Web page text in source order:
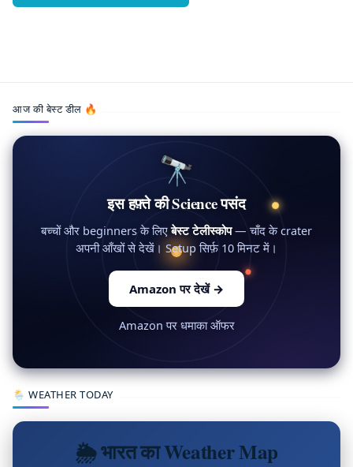
आज की बेस्ट डील 🔥
🔭
इस हफ़्ते की Science पसंद
बच्चों और beginners के लिएबेस्ट टेलीस्कोप— चाँद के crater
अपनी आँखों से देखें। Setup सिर्फ़ 10 मिनट में।
Amazon पर देखें →
Amazon पर धमाका ऑफर
🌦 WEATHER TODAY
🌦 भारत का Weather Map